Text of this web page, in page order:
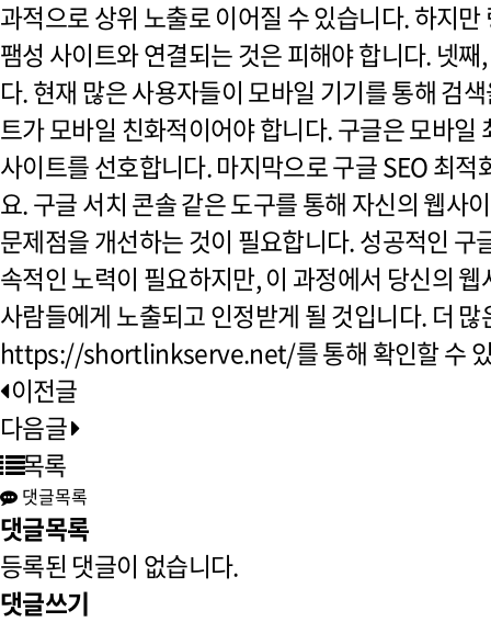
과적으로 상위 노출로 이어질 수 있습니다. 하지
팸성 사이트와 연결되는 것은 피해야 합니다. 넷
다. 현재 많은 사용자들이 모바일 기기를 통해 검
트가 모바일 친화적이어야 합니다. 구글은 모바일
사이트를 선호합니다. 마지막으로 구글 SEO 최적
요. 구글 서치 콘솔 같은 도구를 통해 자신의 웹사
문제점을 개선하는 것이 필요합니다. 성공적인 구
속적인 노력이 필요하지만, 이 과정에서 당신의
사람들에게 노출되고 인정받게 될 것입니다. 더
https://shortlinkserve.net/를 통해 확인할 수
이전글
다음글
목록
댓글목록
댓글목록
등록된 댓글이 없습니다.
댓글쓰기